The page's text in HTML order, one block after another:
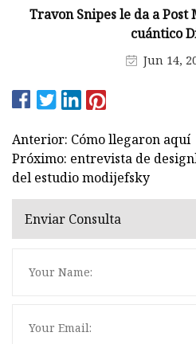
Travon Snipes le da a
cuántico
Jun 14,
Anterior: Cómo llegaron aquí
Próximo: entrevista de
del estudio modijefsky
Enviar Consulta